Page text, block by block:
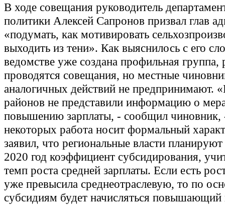
В ходе совещания руководитель
политики Алексей Сапронов призвал глав
«подумать, как мотивировать
выходить из тени». Как выяснилось с его
ведомстве уже создана профильная группа,
проводятся совещания, но местные
аналогичных действий не предпринимают.
районов не представили информацию о
повышению зарплаты, - сообщил чиновник,
некоторых работа носит формальный
заявил, что региональные власти планируют
2020 год коэффициент субсидирования,
темп роста средней зарплаты. Если есть
уже превысила среднеотраслевую, то по
субсидиям будет начисляться повышающий